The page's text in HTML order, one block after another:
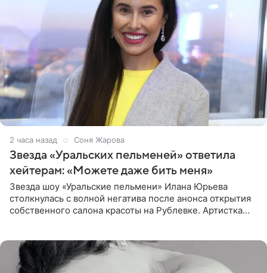
2 часа назад Соня Жарова
Звезда «Уральских пельменей» ответила
хейтерам: «Можете даже бить меня»
Звезда шоу «Уральские пельмени» Илана Юрьева
столкнулась с волной негатива после анонса открытия
собственного салона красоты на Рублевке. Артистка